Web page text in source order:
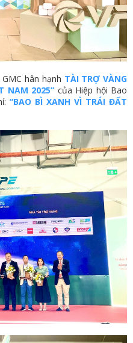
hân hạnh TÀI TRỢ VÀNG
NAM 2025” của Hiệp hội Bao
“BAO BÌ XANH VÌ TRÁI ĐẤT